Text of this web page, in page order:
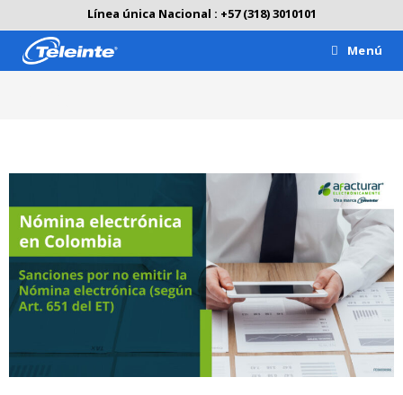
Línea única Nacional : +57 (318) 3010101
Menú